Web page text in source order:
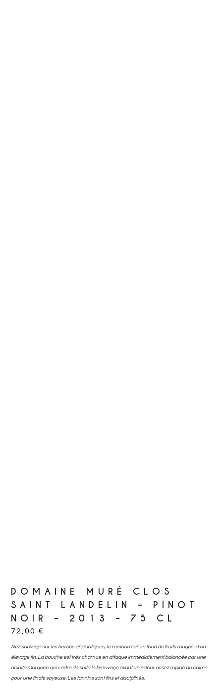
DOMAINE MURÉ CLOS
SAINT LANDELIN – PINOT
NOIR – 2013 – 75 CL
72,00€
Nez sauvage sur les herbes aromatiques, le romarin sur un fond de fruits rouges et un
élevage fin. La bouche est très charnue en attaque immédiatement balancée par une
acidité marquée qui cadre de suite le breuvage avant un retour assez rapide au calme
pour une finale soyeuse. Les tannins sont fins et disciplinés.